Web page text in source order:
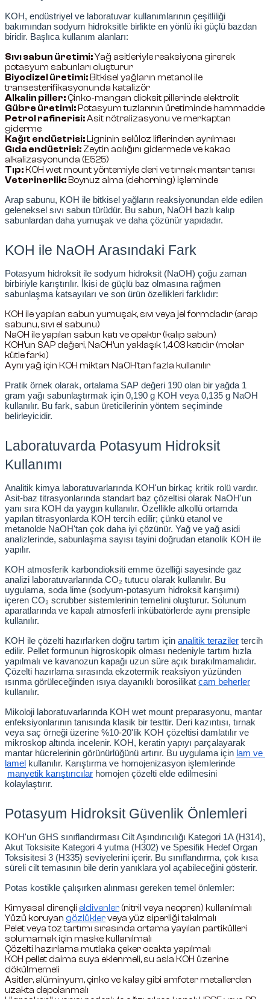
KOH, endüstriyel ve laboratuvar kullanımlarının çeşitliliği
bakımından sodyum hidroksitle birlikte en yönlü iki güçlü bazdan
biridir. Başlıca kullanım alanları:
Sıvı sabun üretimi: Yağ asitleriyle reaksiyona girerek
potasyum sabunları oluşturur
Biyodizel üretimi: Bitkisel yağların metanol ile
transesterifikasyonunda katalizör
Alkalin piller: Çinko-mangan dioksit pillerinde elektrolit
Gübre üretimi: Potasyum tuzlarının üretiminde hammadde
Petrol rafinerisi: Asit nötralizasyonu ve merkaptan
giderme
Kağıt endüstrisi: Ligninin selüloz liflerinden ayrılması
Gıda endüstrisi: Zeytin acılığını gidermede ve kakao
alkalizasyonunda (E525)
Tıp: KOH wet mount yöntemiyle deri ve tırnak mantar tanısı
Veterinerlik: Boynuz alma (dehorning) işleminde
Arap sabunu, KOH ile bitkisel yağların reaksiyonundan elde edilen
geleneksel sıvı sabun türüdür. Bu sabun, NaOH bazlı kalıp
sabunlardan daha yumuşak ve daha çözünür yapıdadır.
KOH ile NaOH Arasındaki Fark
Potasyum hidroksit ile sodyum hidroksit (NaOH) çoğu zaman
birbiriyle karıştırılır. İkisi de güçlü baz olmasına rağmen
sabunlaşma katsayıları ve son ürün özellikleri farklıdır:
KOH ile yapılan sabun yumuşak, sıvı veya jel formdadır (arap
sabunu, sıvı el sabunu)
NaOH ile yapılan sabun katı ve opaktır (kalıp sabun)
KOH'un SAP değeri, NaOH'un yaklaşık 1,403 katıdır (molar
kütle farkı)
Aynı yağ için KOH miktarı NaOH'tan fazla kullanılır
Pratik örnek olarak, ortalama SAP değeri 190 olan bir yağda 1
gram yağı sabunlaştırmak için 0,190 g KOH veya 0,135 g NaOH
kullanılır. Bu fark, sabun üreticilerinin yöntem seçiminde
belirleyicidir.
Laboratuvarda Potasyum Hidroksit
Kullanımı
Analitik kimya laboratuvarlarında KOH'un birkaç kritik rolü vardır.
Asit-baz titrasyonlarında standart baz çözeltisi olarak NaOH'un
yanı sıra KOH da yaygın kullanılır. Özellikle alkollü ortamda
yapılan titrasyonlarda KOH tercih edilir; çünkü etanol ve
metanolde NaOH'tan çok daha iyi çözünür. Yağ ve yağ asidi
analizlerinde, sabunlaşma sayısı tayini doğrudan etanolik KOH ile
yapılır.
KOH atmosferik karbondioksiti emme özelliği sayesinde gaz
analizi laboratuvarlarında CO₂ tutucu olarak kullanılır. Bu
uygulama, soda lime (sodyum-potasyum hidroksit karışımı)
içeren CO₂ scrubber sistemlerinin temelini oluşturur. Solunum
aparatlarında ve kapalı atmosferli inkübatörlerde aynı prensiple
kullanılır.
KOH ile çözelti hazırlarken doğru tartım için analitik teraziler tercih
edilir. Pellet formunun higroskopik olması nedeniyle tartım hızla
yapılmalı ve kavanozun kapağı uzun süre açık bırakılmamalıdır.
Çözelti hazırlama sırasında ekzotermik reaksiyon yüzünden
ısınma görüleceğinden ısıya dayanıklı borosilikat cam beherler
kullanılır.
Mikoloji laboratuvarlarında KOH wet mount preparasyonu, mantar
enfeksiyonlarının tanısında klasik bir testtir. Deri kazıntısı, tırnak
veya saç örneği üzerine %10-20'lik KOH çözeltisi damlatılır ve
mikroskop altında incelenir. KOH, keratin yapıyı parçalayarak
mantar hücrelerinin görünürlüğünü artırır. Bu uygulama için lam ve
lamel kullanılır. Karıştırma ve homojenizasyon işlemlerinde
manyetik karıştırıcılar homojen çözelti elde edilmesini
kolaylaştırır.
Potasyum Hidroksit Güvenlik Önlemleri
KOH'un GHS sınıflandırması Cilt Aşındırıcılığı Kategori 1A (H314),
Akut Toksisite Kategori 4 yutma (H302) ve Spesifik Hedef Organ
Toksisitesi 3 (H335) seviyelerini içerir. Bu sınıflandırma, çok kısa
süreli cilt temasının bile derin yanıklara yol açabileceğini gösterir.
Potas kostikle çalışırken alınması gereken temel önlemler:
Kimyasal dirençli eldivenler (nitril veya neopren) kullanılmalı
Yüzü koruyan gözlükler veya yüz siperliği takılmalı
Pelet veya toz tartımı sırasında ortama yayılan partikülleri
solumamak için maske kullanılmalı
Çözelti hazırlama mutlaka çeker ocakta yapılmalı
KOH pellet daima suya eklenmeli, su asla KOH üzerine
dökülmemeli
Asitler, alüminyum, çinko ve kalay gibi amfoter metallerden
uzakta depolanmalı